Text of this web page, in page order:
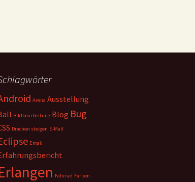
Arena Ausstellung
Bildbearbeitung Blog Bug
Drachen steigen E-Mail
Email
Fahrrad Farben